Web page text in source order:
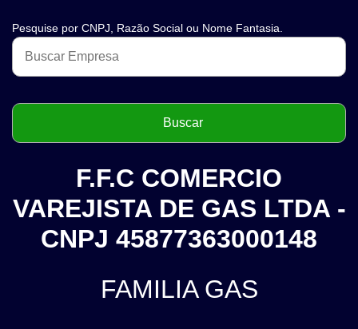
Pesquise por CNPJ, Razão Social ou Nome Fantasia.
F.F.C COMERCIO
VAREJISTA DE GAS LTDA -
CNPJ 45877363000148
FAMILIA GAS